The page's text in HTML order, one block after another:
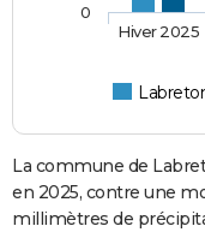
Hiver 2025
0
La commune de
en 2025, contre une
millimètres de